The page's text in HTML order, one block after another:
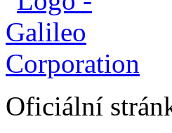
Oficiální